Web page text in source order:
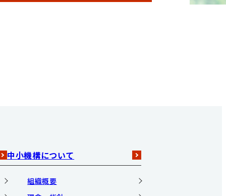
中小機構について
組織概要